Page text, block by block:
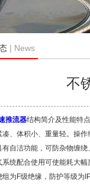
| News
不
推流器结构简介及性能特
、体积小、重量轻。操
自洁功能，可防杂物缠
统配合使用可使能耗大
为F级绝缘，防护等级为